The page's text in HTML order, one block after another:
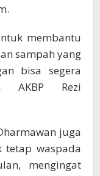
membantu
sampah yang
bisa segera
AKBP Rezi
juga
tetap waspada
mengingat